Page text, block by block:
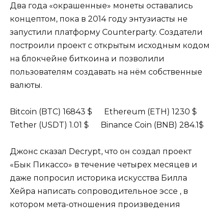
Два года «окрашенные» монеты оставались
концептом, пока в 2014 году энтузиасты не
запустили платформу Counterparty. Создатели
построили проект с открытым исходным кодом
на блокчейне биткоина и позволили
пользователям создавать на нём собственные
валюты.
Bitcoin (BTC) 16843 $ Ethereum (ETH) 1230 $
Tether (USDT) 1.01 $ Binance Coin (BNB) 284.1$
Джонс сказал Decrypt, что он создал проект
«Бык Пикассо» в течение четырех месяцев и
даже попросил историка искусства Билла
Хейра написать сопроводительное эссе , в
котором мета-отношения произведения